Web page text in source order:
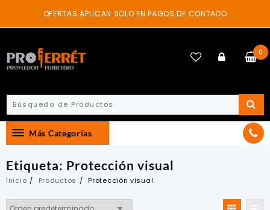
content
OFERTAS APLICAN SOLO EN PAGOS DE CONTADO
0
Más Categorías
Etiqueta: Protección visual
Inicio Productos Protección visual